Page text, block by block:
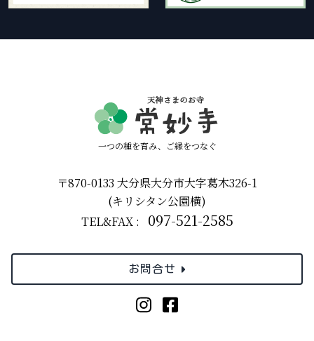
一つの種を育み、ご縁をつなぐ
〒870-0133 大分県大分市大字葛木326-1
(キリシタン公園横)
TEL&FAX :
097-521-2585
お問合せ